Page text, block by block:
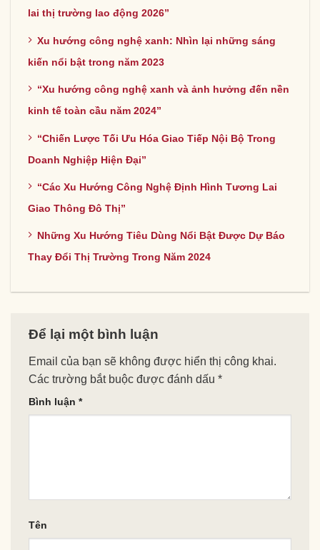
lai thị trường lao động 2026”
Xu hướng công nghệ xanh: Nhìn lại những sáng
kiến nổi bật trong năm 2023
“Xu hướng công nghệ xanh và ảnh hưởng đến nền
kinh tế toàn cầu năm 2024”
“Chiến Lược Tối Ưu Hóa Giao Tiếp Nội Bộ Trong
Doanh Nghiệp Hiện Đại”
“Các Xu Hướng Công Nghệ Định Hình Tương Lai
Giao Thông Đô Thị”
Những Xu Hướng Tiêu Dùng Nổi Bật Được Dự Báo
Thay Đổi Thị Trường Trong Năm 2024
Để lại một bình luận
Email của bạn sẽ không được hiển thị công khai.
Các trường bắt buộc được đánh dấu *
Bình luận *
Tên